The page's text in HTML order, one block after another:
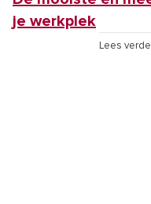
je werkplek
Lees